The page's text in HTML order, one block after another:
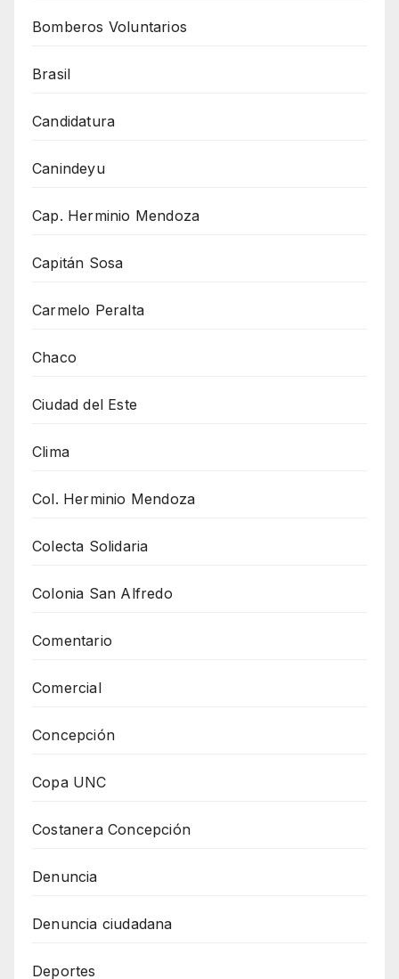
Bomberos Voluntarios
Brasil
Candidatura
Canindeyu
Cap. Herminio Mendoza
Capitán Sosa
Carmelo Peralta
Chaco
Ciudad del Este
Clima
Col. Herminio Mendoza
Colecta Solidaria
Colonia San Alfredo
Comentario
Comercial
Concepción
Copa UNC
Costanera Concepción
Denuncia
Denuncia ciudadana
Deportes